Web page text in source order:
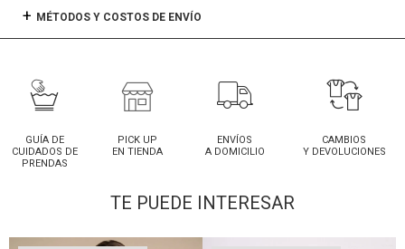
MÉTODOS Y COSTOS DE ENVÍO
GUÍA DE
CUIDADOS DE
PRENDAS
PICK UP
EN TIENDA
ENVÍOS
A DOMICILIO
CAMBIOS
Y DEVOLUCIONES
TE PUEDE INTERESAR